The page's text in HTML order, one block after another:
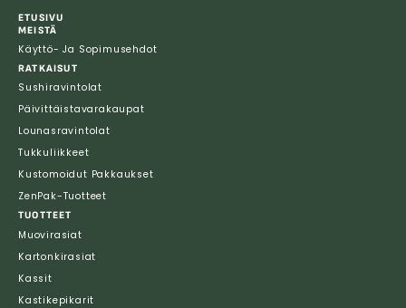
ETUSIVU
MEISTÄ
Käyttö- Ja Sopimusehdot
RATKAISUT
Sushiravintolat
Päivittäistavarakaupat
Lounasravintolat
Tukkuliikkeet
Kustomoidut Pakkaukset
ZenPak-Tuotteet
TUOTTEET
Muovirasiat
Kartonkirasiat
Kassit
Kastikepikarit